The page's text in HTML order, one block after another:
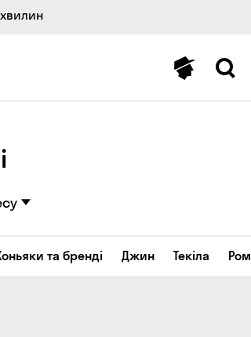
та бренді Джин Текіла Ром